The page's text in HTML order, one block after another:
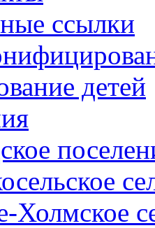
ссылки
детей
Холмское